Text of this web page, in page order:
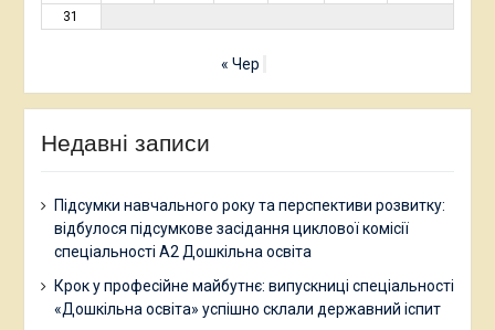
31
« Чер
Недавні записи
Підсумки навчального року та перспективи розвитку:
відбулося підсумкове засідання циклової комісії
спеціальності А2 Дошкільна освіта
Крок у професійне майбутнє: випускниці спеціальності
«Дошкільна освіта» успішно склали державний іспит